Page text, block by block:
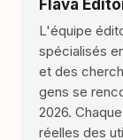
Flava
L'équipe
spécialisés
et des
gens se
2026.
réelles des